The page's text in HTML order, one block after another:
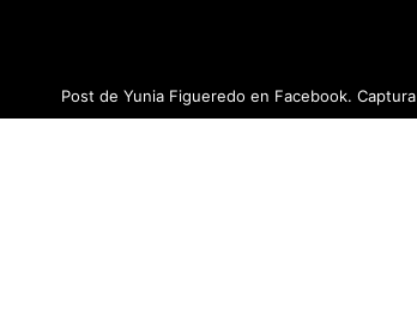
Post de Yunia Figueredo en Facebook. Captura